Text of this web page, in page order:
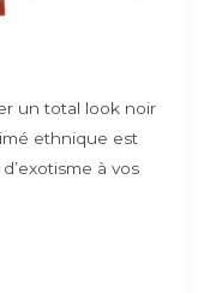
un total look noir
ethnique est
à vos